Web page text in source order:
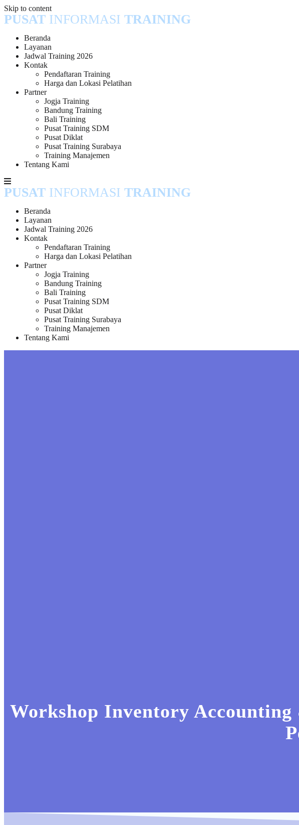
Skip to content
PUSAT INFORMASI TRAINING
Beranda
Layanan
Jadwal Training 2026
Kontak
Pendaftaran Training
Harga dan Lokasi Pelatihan
Partner
Jogja Training
Bandung Training
Bali Training
Pusat Training SDM
Pusat Diklat
Pusat Training Surabaya
Training Manajemen
Tentang Kami
PUSAT INFORMASI TRAINING
Beranda
Layanan
Jadwal Training 2026
Kontak
Pendaftaran Training
Harga dan Lokasi Pelatihan
Partner
Jogja Training
Bandung Training
Bali Training
Pusat Training SDM
Pusat Diklat
Pusat Training Surabaya
Training Manajemen
Tentang Kami
Workshop Inventory